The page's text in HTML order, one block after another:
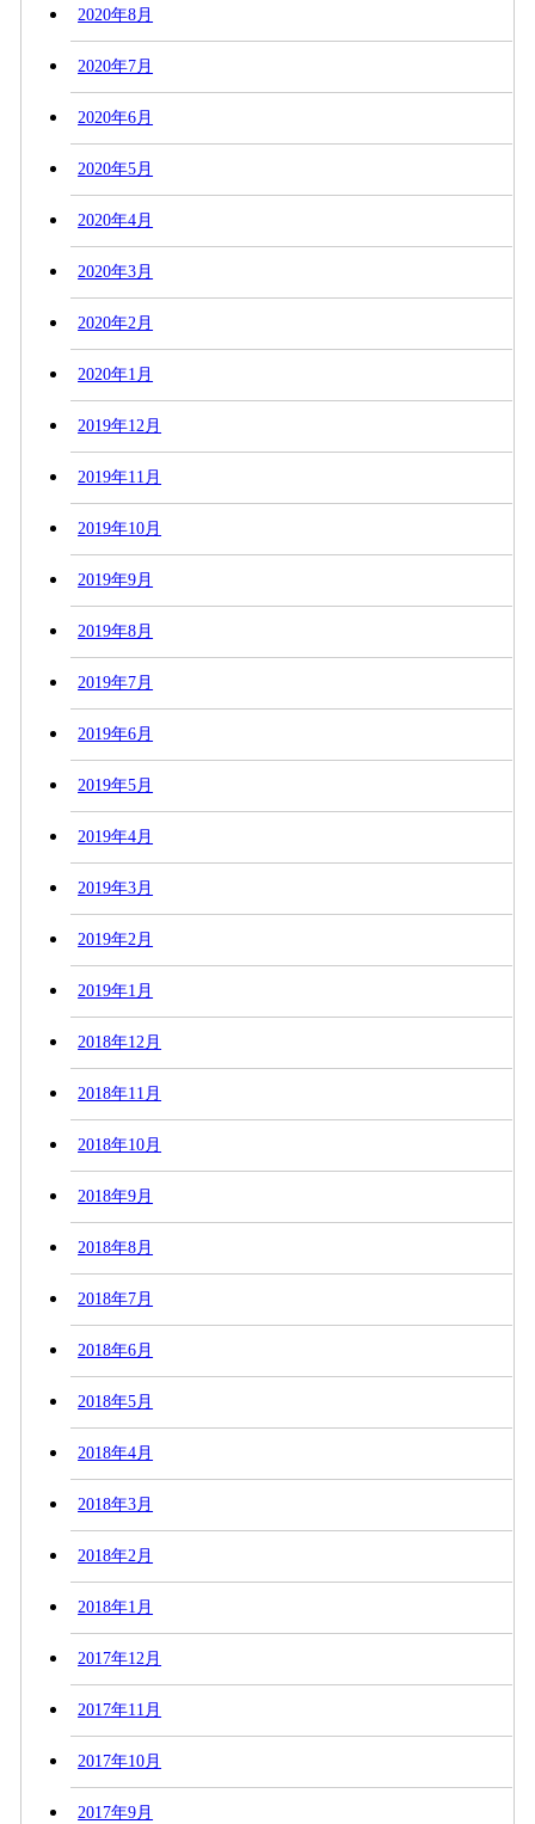
2020年8月
2020年7月
2020年6月
2020年5月
2020年4月
2020年3月
2020年2月
2020年1月
2019年12月
2019年11月
2019年10月
2019年9月
2019年8月
2019年7月
2019年6月
2019年5月
2019年4月
2019年3月
2019年2月
2019年1月
2018年12月
2018年11月
2018年10月
2018年9月
2018年8月
2018年7月
2018年6月
2018年5月
2018年4月
2018年3月
2018年2月
2018年1月
2017年12月
2017年11月
2017年10月
2017年9月